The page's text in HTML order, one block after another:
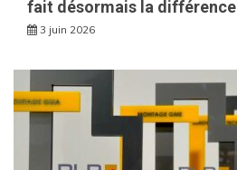
fait désormais la différence
3 juin 2026